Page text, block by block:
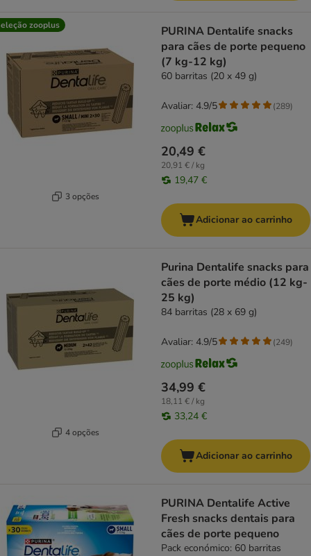
zooplus
3 opções
PURINA Dentalife snacks
para cães de porte pequeno
(7 kg-12 kg)
60 barritas (20 x 49 g)
20,49 €
20,91 € / kg
19,47 €
Avaliar: 4.9/5 (289)
Adicionar ao carrinho
4 opções
Purina Dentalife snacks para
cães de porte médio (12 kg-
25 kg)
84 barritas (28 x 69 g)
34,99 €
18,11 € / kg
33,24 €
Avaliar: 4.9/5 (249)
Adicionar ao carrinho
PURINA Dentalife Active
Fresh snacks dentais para
cães de porte pequeno
Pack económico: 60 barritas